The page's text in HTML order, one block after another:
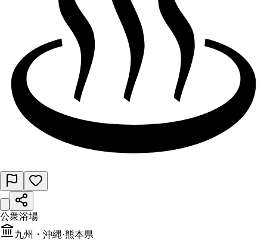
公衆浴場
九州・沖縄·熊本県